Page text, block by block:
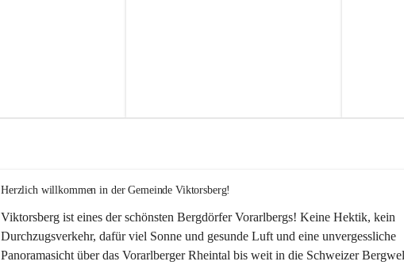
Herzlich willkommen in der Gemeinde Viktorsberg!
Viktorsberg ist eines der schönsten Bergdörfer Vorarlbergs! Keine Hektik, kein
Durchzugsverkehr, dafür viel Sonne und gesunde Luft und eine unvergessliche
Panoramasicht über das Vorarlberger Rheintal bis weit in die Schweizer